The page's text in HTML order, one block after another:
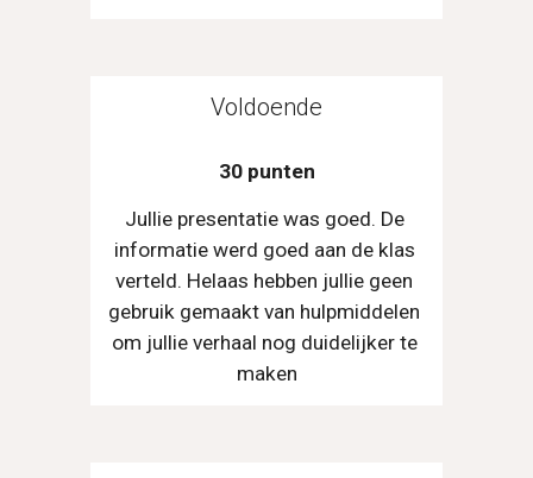
Voldoende
30 punten
Jullie presentatie was goed. De
informatie werd goed aan de klas
verteld. Helaas hebben jullie geen
gebruik gemaakt van hulpmiddelen
om jullie verhaal nog duidelijker te
maken